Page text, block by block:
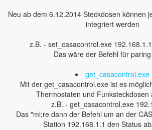
Neu ab dem 6.12.2014 Steckdosen können
integriert werden
z.B. - set_casacontrol.exe
Das wäre der Befehl für
get_casacontrol.exe
Mit der get_casacontrol.exe ist es
Thermostaten und Funksteckdosen
z.B. - get_casacontrol.exe
Das "ml;re dann der Befehl um an der
Station 192.168.1.1 den Status